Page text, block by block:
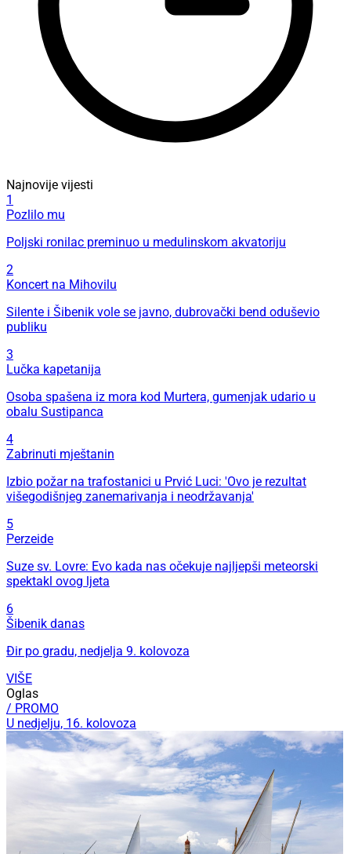
Najnovije vijesti
1
Pozlilo mu
Poljski ronilac preminuo u medulinskom akvatoriju
2
Koncert na Mihovilu
Silente i Šibenik vole se javno, dubrovački bend oduševio
publiku
3
Lučka kapetanija
Osoba spašena iz mora kod Murtera, gumenjak udario u
obalu Sustipanca
4
Zabrinuti mještanin
Izbio požar na trafostanici u Prvić Luci: 'Ovo je rezultat
višegodišnjeg zanemarivanja i neodržavanja'
5
Perzeide
Suze sv. Lovre: Evo kada nas očekuje najljepši meteorski
spektakl ovog ljeta
6
Šibenik danas
Đir po gradu, nedjelja 9. kolovoza
VIŠE
Oglas
/ PROMO
U nedjelju, 16. kolovoza